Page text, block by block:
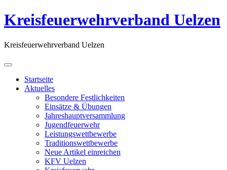
Kreisfeuerwehrverband Uelzen
Kreisfeuerwehrverband Uelzen
Startseite
Aktuelles
Besondere Festlichkeiten
Einsätze & Übungen
Jahreshauptversammlung
Jugendfeuerwehr
Leistungswettbewerbe
Traditionswettbewerbe
Neue Artikel einreichen
KFV Uelzen